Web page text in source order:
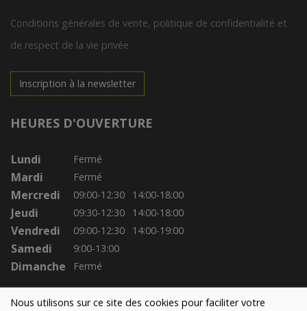
Nous utilisons sur ce site des cookies pour faciliter votre
Conditions générales de vente, politique de confidentialité et
de respect de la vie privée
Inscription à la newsletter
HEURES D'OUVERTURE
Lundi Fermé
Mardi Fermé
Mercredi 09:00-12:30 14:00-18:00
Jeudi 09:30-12:30 14:00-18:00
Vendredi 09:00-12:30 14:00-19:00
Samedi 9:00-13:00
Dimanche Fermé